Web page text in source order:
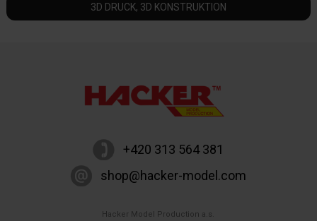
3D DRUCK, 3D KONSTRUKTION
+420 313 564 381
shop@hacker-model.com
Hacker Model Production a.s.